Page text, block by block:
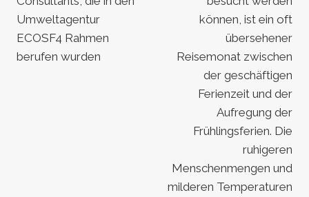
Umweltagentur
ECOSF4 Rahmen
berufen wurden
können, ist ein oft
übersehener
Reisemonat zwischen
der geschäftigen
Ferienzeit und der
Aufregung der
Frühlingsferien. Die
ruhigeren
Menschenmengen und
milderen Temperaturen